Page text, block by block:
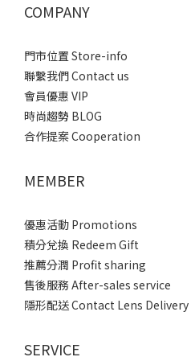
COMPANY
門市位置 Store-info
聯繫我們 Contact us
會員優惠 VIP
時尚趨勢 BLOG
合作提案 Cooperation
MEMBER
優惠活動 Promotions
積分兌換 Redeem Gift
推薦分潤 Profit sharing
售後服務 After-sales service
隱形配送 Contact Lens Delivery
SERVICE